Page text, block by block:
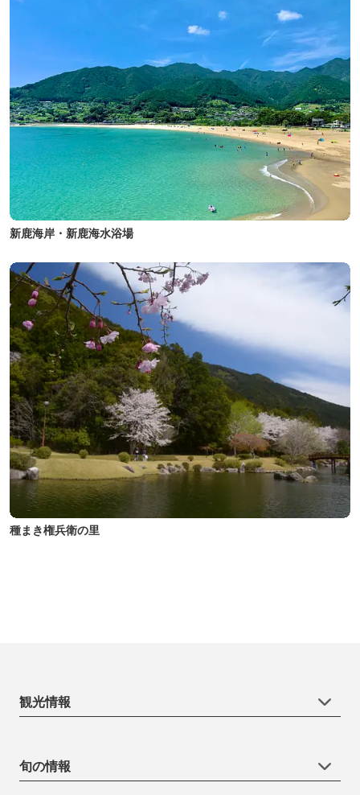
新鹿海岸・新鹿海水浴場
種まき権兵衛の里
観光情報
旬の情報